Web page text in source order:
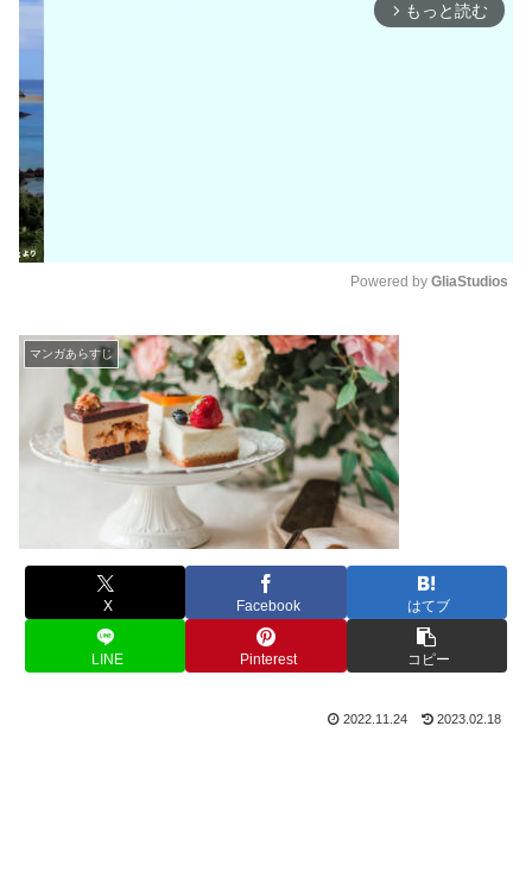
arrow_forward_ios もっと読む
Powered by GliaStudios
マンガあらすじ
X Facebook はてブ
LINE Pinterest コピー
2022.11.24 2023.02.18